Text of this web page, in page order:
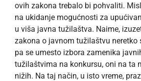
ovih zakona trebalo bi pohvaliti.
na ukidanje mogućnosti za
u viša javna tužilaštva. Naime,
zakona o javnom tužilaštvu neretko
pa se umesto izbora zamenika
tužilaštvima na konkursu, oni na ta
nižih. Na taj način, u isto vreme,